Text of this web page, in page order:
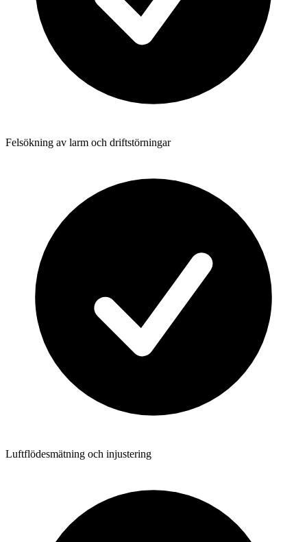
Felsökning av larm och driftstörningar
Luftflödesmätning och injustering